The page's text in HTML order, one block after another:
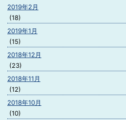
2019年2月
(18)
2019年1月
(15)
2018年12月
(23)
2018年11月
(12)
2018年10月
(10)